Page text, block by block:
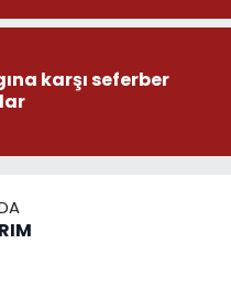
karşı seferber